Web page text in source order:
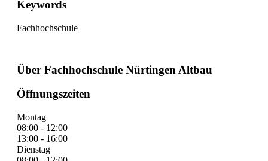
Keywords
Fachhochschule
Über Fachhochschule Nürtingen Altbau
Öffnungszeiten
Montag
08:00 - 12:00
13:00 - 16:00
Dienstag